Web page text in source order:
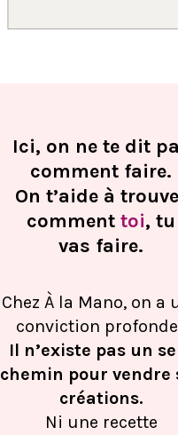
Ici, on ne te dit
comment faire.
On t’aide à
comment toi, tu
vas faire.
Chez À la Mano, on a
conviction
Il n’existe pas un
chemin pour vendre
créations.
Ni une recette